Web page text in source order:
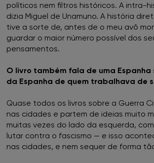
políticos nem filtros históricos. A intra-
dizia Miguel de Unamuno. A história
tive a sorte de, antes de o meu avô
guardar o maior número possível dos
pensamentos.
O livro também fala de uma Espanha
da Espanha de quem trabalhava de
Quase todos os livros sobre a Guerra
nas cidades e partem de ideias muito
muitas vezes do lado da esquerda,
lutar contra o fascismo — e isso
nas cidades, e nem sequer de forma